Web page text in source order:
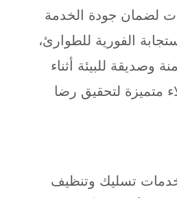
لضمان جودة الخدمة
الفورية للطوارئ،
وصديقة للبيئة أثناء
متميزة لتحقيق رضا
تسليك وتنظيف